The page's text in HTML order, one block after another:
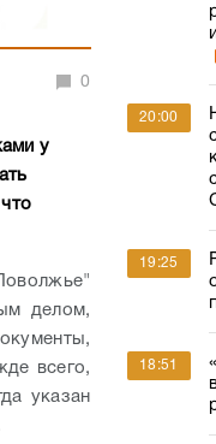
0
у
делом,
всего,
указан
20:00
19:25
18:51